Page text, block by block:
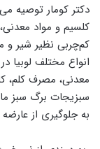
دکتر کومار توصیه
کلسیم و مواد
انواع مختلف لوبیا
معدنی، مصرف کلم،
سبزیجات برگ سبز
به جلوگیری از